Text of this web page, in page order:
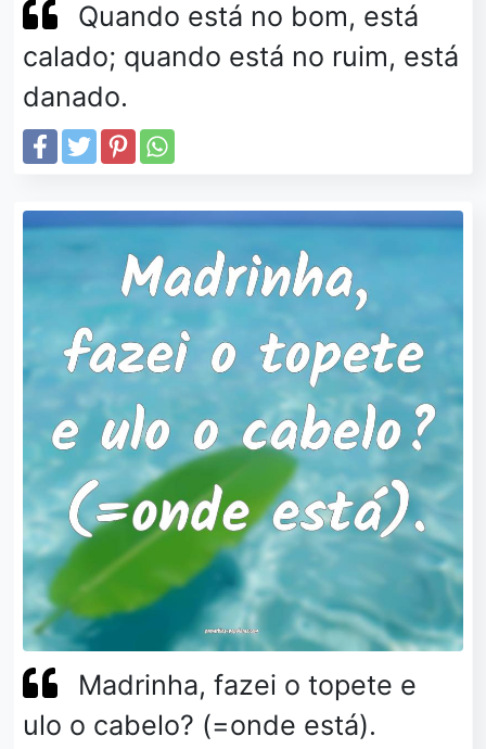
Quando está no bom, está
calado; quando está no ruim, está
danado.
Madrinha, fazei o topete e
ulo o cabelo? (=onde está).